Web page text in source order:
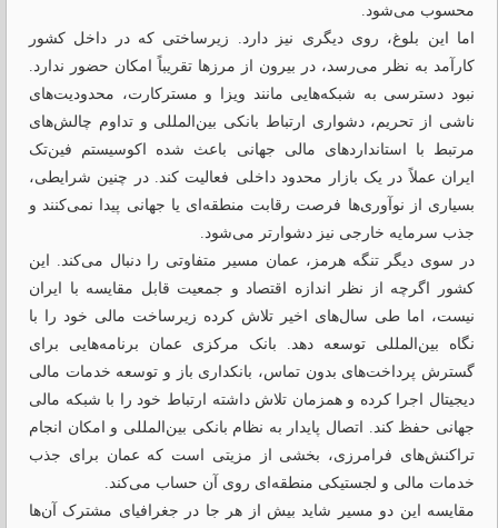
محسوب می‌شود.
اما این بلوغ، روی دیگری نیز دارد. زیرساختی که در داخل کشور
کارآمد به نظر می‌رسد، در بیرون از مرزها تقریباً امکان حضور ندارد.
نبود دسترسی به شبکه‌هایی مانند ویزا و مسترکارت، محدودیت‌های
ناشی از تحریم، دشواری ارتباط بانکی بین‌المللی و تداوم چالش‌های
مرتبط با استانداردهای مالی جهانی باعث شده اکوسیستم فین‌تک
ایران عملاً در یک بازار محدود داخلی فعالیت کند. در چنین شرایطی،
بسیاری از نوآوری‌ها فرصت رقابت منطقه‌ای یا جهانی پیدا نمی‌کنند و
جذب سرمایه خارجی نیز دشوارتر می‌شود.
در سوی دیگر تنگه هرمز، عمان مسیر متفاوتی را دنبال می‌کند. این
کشور اگرچه از نظر اندازه اقتصاد و جمعیت قابل مقایسه با ایران
نیست، اما طی سال‌های اخیر تلاش کرده زیرساخت مالی خود را با
نگاه بین‌المللی توسعه دهد. بانک مرکزی عمان برنامه‌هایی برای
گسترش پرداخت‌های بدون تماس، بانکداری باز و توسعه خدمات مالی
دیجیتال اجرا کرده و همزمان تلاش داشته ارتباط خود را با شبکه مالی
جهانی حفظ کند. اتصال پایدار به نظام بانکی بین‌المللی و امکان انجام
تراکنش‌های فرامرزی، بخشی از مزیتی است که عمان برای جذب
خدمات مالی و لجستیکی منطقه‌ای روی آن حساب می‌کند.
مقایسه این دو مسیر شاید بیش از هر جا در جغرافیای مشترک آن‌ها